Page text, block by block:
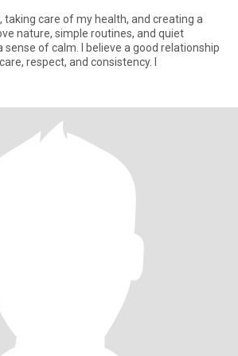
taking care of my health, and creating a
nature, simple routines, and quiet
of calm. I believe a good relationship
respect, and consistency. I